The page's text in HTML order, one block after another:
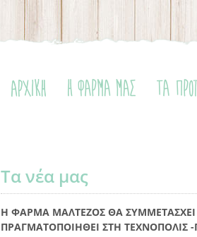
Τα νέα μας
Η ΦΑΡΜΑ ΜΑΛΤΕΖΟΣ ΘΑ ΣΥΜΜΕΤΑΣΧΕΙ
ΠΡΑΓΜΑΤΟΠΟΙΗΘΕΙ ΣΤΗ ΤΕΧΝΟΠΟΛΙΣ -